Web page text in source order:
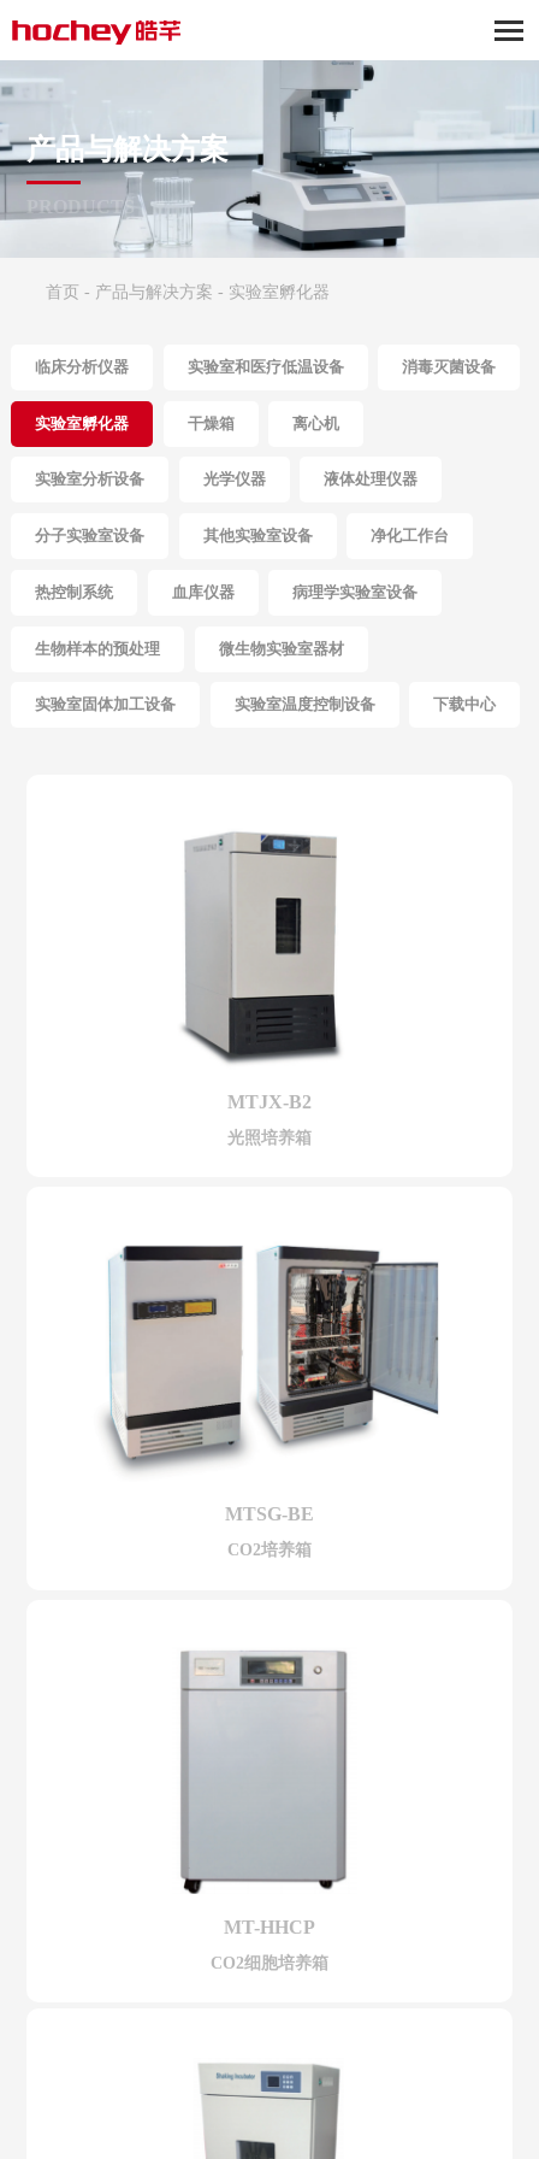
产品与解决方案
PRODUCTS
首页 - 产品与解决方案 - 实验室孵化器
临床分析仪器 实验室和医疗低温设备 消毒灭菌设备
实验室孵化器 干燥箱 离心机
实验室分析设备 光学仪器 液体处理仪器
分子实验室设备 其他实验室设备 净化工作台
热控制系统 血库仪器 病理学实验室设备
生物样本的预处理 微生物实验室器材
实验室固体加工设备 实验室温度控制设备 下载中心
MTJX-B2
光照培养箱
MTSG-BE
CO2培养箱
MT-HHCP
CO2细胞培养箱